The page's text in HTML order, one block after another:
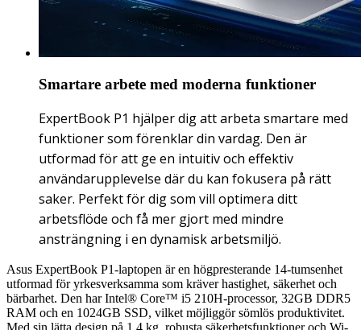
Smartare arbete med moderna funktioner
ExpertBook P1 hjälper dig att arbeta smartare med
funktioner som förenklar din vardag. Den är
utformad för att ge en intuitiv och effektiv
användarupplevelse där du kan fokusera på rätt
saker. Perfekt för dig som vill optimera ditt
arbetsflöde och få mer gjort med mindre
ansträngning i en dynamisk arbetsmiljö.
Asus ExpertBook P1-laptopen är en högpresterande 14-tumsenhet
utformad för yrkesverksamma som kräver hastighet, säkerhet och
bärbarhet. Den har Intel® Core™ i5 210H-processor, 32GB DDR5
RAM och en 1024GB SSD, vilket möjliggör sömlös produktivitet.
Med sin lätta design på 1,4 kg, robusta säkerhetsfunktioner och Wi-